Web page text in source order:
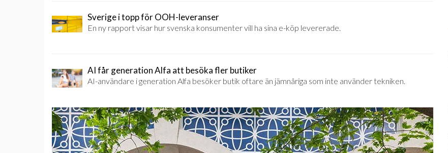
Sverige i topp för OOH-leveranser
En ny rapport visar hur svenska konsumenter vill ha sina e-köp levererade.
AI får generation Alfa att besöka fler butiker
AI-användare i generation Alfa besöker butik oftare än jämnåriga som inte använder tekniken.